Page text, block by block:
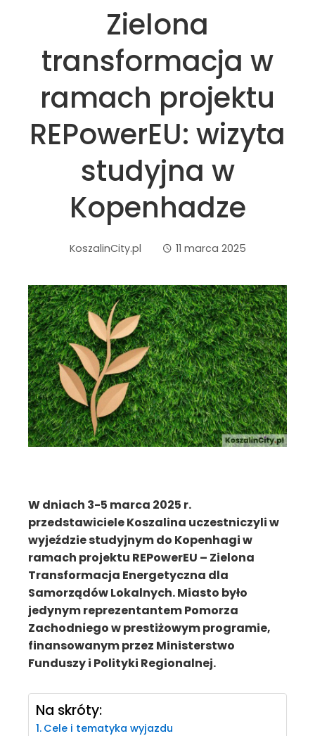
Zielona
transformacja w
ramach projektu
REPowerEU: wizyta
studyjna w
Kopenhadze
KoszalinCity.pl 11 marca 2025
W dniach 3-5 marca 2025 r.
przedstawiciele Koszalina uczestniczyli w
wyjeździe studyjnym do Kopenhagi w
ramach projektu REPowerEU – Zielona
Transformacja Energetyczna dla
Samorządów Lokalnych. Miasto było
jedynym reprezentantem Pomorza
Zachodniego w prestiżowym programie,
finansowanym przez Ministerstwo
Funduszy i Polityki Regionalnej.
Na skróty:
Cele i tematyka wyjazdu